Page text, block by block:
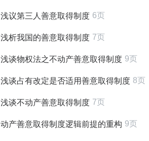
浅议第三人善意取得制度 6页
浅析我国的善意取得制度 7页
浅谈物权法之不动产善意取得制度 9页
浅谈占有改定是否适用善意取得制度 8页
浅谈不动产善意取得制度 7页
动产善意取得制度逻辑前提的重构 9页